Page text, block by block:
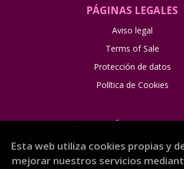
PÁGINAS LEGALES
Aviso legal
Terms of Sale
Protección de datos
Política de Cookies
Quiénes somos
Pedidos especiales
Esta web utiliza cookies propias y
mejorar nuestros servicios